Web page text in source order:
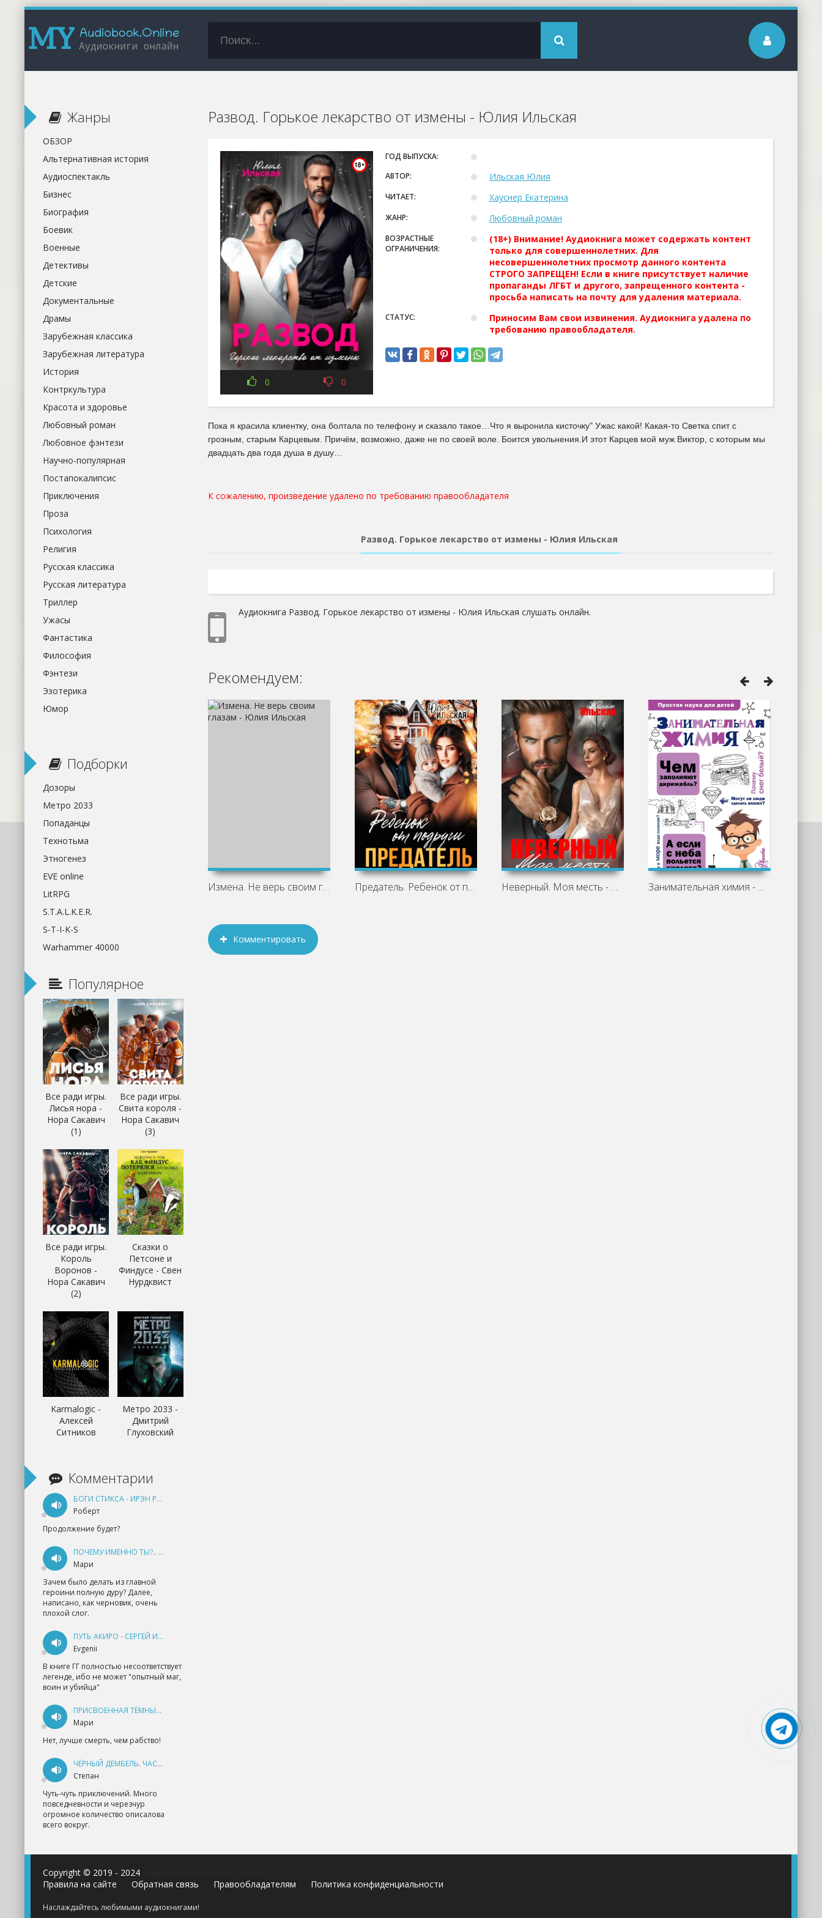
Развод. Горькое лекарство от измены - Юлия Ильская
0 0
ГОД ВЫПУСКА:
АВТОР:
Ильская Юлия
ЧИТАЕТ: Хауснер Екатерина
ЖАНР: Любовный роман
ВОЗРАСТНЫЕ
ОГРАНИЧЕНИЯ:
(18+) Внимание! Аудиокнига может содержать контент
только для совершеннолетних. Для
несовершеннолетних просмотр данного контента
СТРОГО ЗАПРЕЩЕН! Если в книге присутствует наличие
пропаганды ЛГБТ и другого, запрещенного контента -
просьба написать на почту для удаления материала.
СТАТУС:
Приносим Вам свои извинения. Аудиокнига удалена по
требованию правообладателя.
Пока я красила клиентку, она болтала по телефону и сказало такое…Что я выронила кисточку" Ужас какой! Какая-то Светка спит с
грозным, старым Карцевым. Причём, возможно, даже не по своей воле. Боится увольнения.И этот Карцев мой муж Виктор, с которым мы
двадцать два года душа в душу…
К сожалению, произведение удалено по требованию правообладателя
Развод. Горькое лекарство от измены - Юлия Ильская
Аудиокнига Развод. Горькое лекарство от измены - Юлия Ильская слушать онлайн.
Рекомендуем:
Измена. Не верь своим глазам - Юлия Предатель. Ребенок от подруги - Юлия Неверный. Моя месть - Юлия Ильская Занимательная химия - Людмила Савина
Комментировать
Жанры
ОБЗОР
Альтернативная история
Аудиоспектакль
Бизнес
Биография
Боевик
Военные
Детективы
Детские
Документальные
Драмы
Зарубежная классика
Зарубежная литература
История
Контркультура
Красота и здоровье
Любовный роман
Любовное фэнтези
Научно-популярная
Постапокалипсис
Приключения
Проза
Психология
Религия
Русская классика
Русская литература
Триллер
Ужасы
Фантастика
Философия
Фэнтези
Эзотерика
Юмор
Подборки
Дозоры
Метро 2033
Попаданцы
Технотьма
Этногенез
EVE online
LitRPG
S.T.A.L.K.E.R.
S-T-I-K-S
Warhammer 40000
Популярное
Все ради игры.
Лисья нора -
Нора Сакавич
(1)
Все ради игры.
Свита короля -
Нора Сакавич
(3)
Все ради игры.
Король
Воронов -
Нора Сакавич
(2)
Сказки о
Петсоне и
Финдусе - Свен
Нурдквист
Karmalogic -
Алексей
Ситников
Метро 2033 -
Дмитрий
Глуховский
Комментарии
БОГИ СТИКСА - ИРЭН РУДКЕВИЧ
Роберт
Продолжение будет?
ПОЧЕМУ ИМЕННО ТЫ?.. КНИГА 1 - ЕКАТЕРИНА ЮДИНА
Мари
Зачем было делать из главной
героини полную дуру? Далее,
написано, как черновик, очень
плохой слог.
ПУТЬ АКИРО - СЕРГЕЙ ИЗМАЙЛОВ
Evgenii
В книге ГГ полностью несоответствует
легенде, ибо не может "опытный маг,
воин и убийца"
ПРИСВОЕННАЯ ТЁМНЫМ. ПРОКЛЯТАЯ ЛЮБОВЬ - АННА ГЕРР
Мари
Нет, лучше смерть, чем рабство!
ЧЁРНЫЙ ДЕМБЕЛЬ. ЧАСТЬ 1 - АНДРЕЙ ФЕДИН
Степан
Чуть-чуть приключений. Много
повседневности и черезчур
огромное количество описалова
всего вокруг.
Copyright © 2019 - 2024
Правила на сайте
Обратная связь Правообладателям Политика конфиденциальности
Наслаждайтесь любимыми аудиокнигами!